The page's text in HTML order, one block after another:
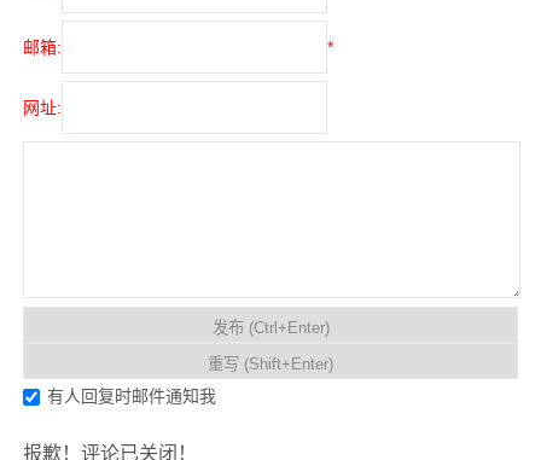
邮箱: *
网址:
有人回复时邮件通知我
报歉！评论已关闭！